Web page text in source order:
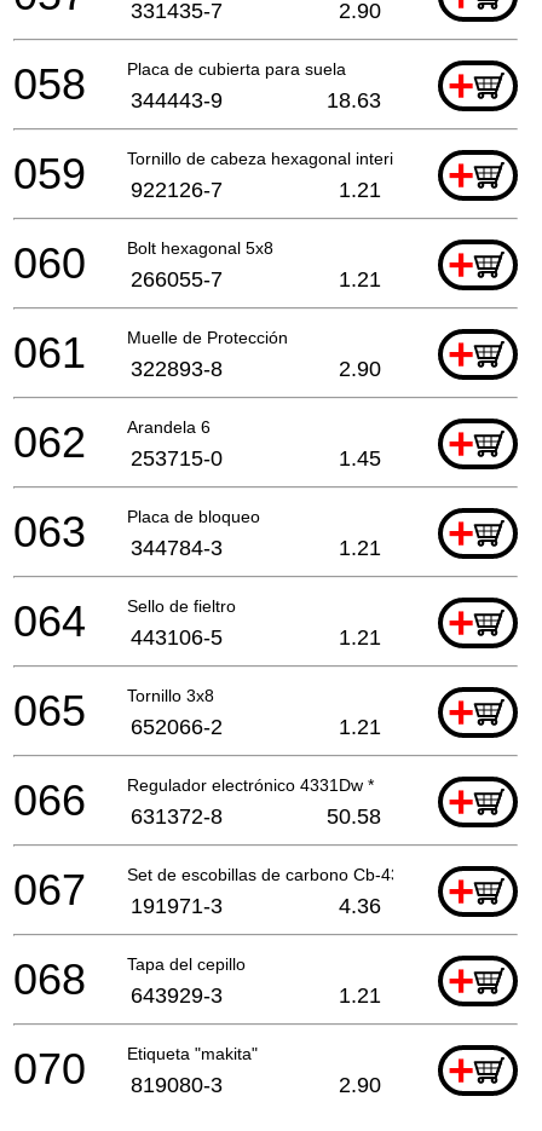
331435-7 2.90
Placa de cubierta para suela +
058 344443-9 18.63
Tornillo de cabeza hexagonal interior M4x16
+
059 922126-7 1.21
Bolt hexagonal 5x8 +
060 266055-7 1.21
Muelle de Protección +
061 322893-8 2.90
Arandela 6 +
062 253715-0 1.45
Placa de bloqueo +
063 344784-3 1.21
Sello de fieltro +
064 443106-5 1.21
Tornillo 3x8 +
065 652066-2 1.21
Regulador electrónico 4331Dw * +
066 631372-8 50.58
Set de escobillas de carbono Cb-430 +
067 191971-3 4.36
Tapa del cepillo +
068 643929-3 1.21
Etiqueta "makita" +
070 819080-3 2.90